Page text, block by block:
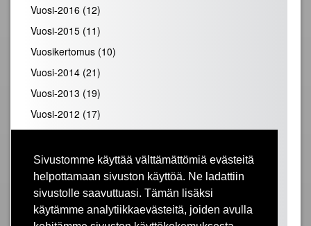
Sivustomme käyttää välttämättömiä evästeitä
helpottamaan sivuston käyttöä. Ne ladattiin
sivustolle saavuttuasi. Tämän lisäksi
käytämme analytiikkaevästeitä, joiden avulla
Vuosi-2016 (12)
Vuosi-2015 (11)
Vuosikertomus (10)
Vuosi-2014 (21)
Vuosi-2013 (19)
Vuosi-2012 (17)
Vuosi-2010(28)
Vuosi-2009(25)
Vuosi-2008 (31)
Vuosi-2007(39)